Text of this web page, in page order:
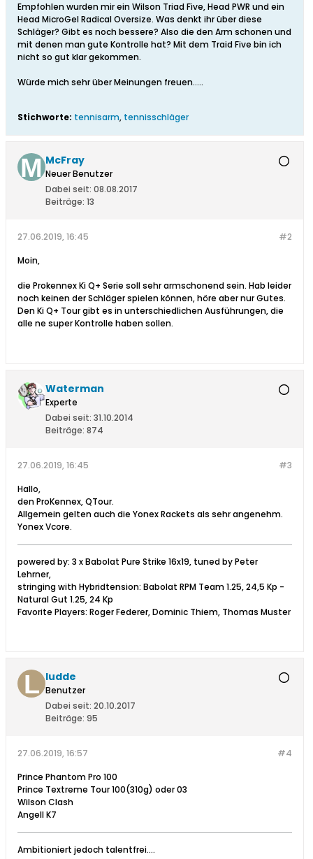
Empfohlen wurden mir ein Wilson Triad Five, Head PWR und ein
Head MicroGel Radical Oversize. Was denkt ihr über diese
Schläger? Gibt es noch bessere? Also die den Arm schonen und
mit denen man gute Kontrolle hat? Mit dem Traid Five bin ich
nicht so gut klar gekommen.
Würde mich sehr über Meinungen freuen.....
Stichworte: tennisarm, tennisschläger
McFray
Neuer Benutzer
Dabei seit: 08.08.2017
Beiträge: 13
#2
27.06.2019, 16:45
Moin,
die Prokennex Ki Q+ Serie soll sehr armschonend sein. Hab leider
noch keinen der Schläger spielen können, höre aber nur Gutes.
Den Ki Q+ Tour gibt es in unterschiedlichen Ausführungen, die
alle ne super Kontrolle haben sollen.
Waterman
Experte
Dabei seit: 31.10.2014
Beiträge: 874
#3
27.06.2019, 16:45
Hallo,
den ProKennex, QTour.
Allgemein gelten auch die Yonex Rackets als sehr angenehm.
Yonex Vcore.
powered by: 3 x Babolat Pure Strike 16x19, tuned by Peter
Lehrner,
stringing with Hybridtension: Babolat RPM Team 1.25, 24,5 Kp -
Natural Gut 1.25, 24 Kp
Favorite Players: Roger Federer, Dominic Thiem, Thomas Muster
ludde
Benutzer
Dabei seit: 20.10.2017
Beiträge: 95
#4
27.06.2019, 16:57
Prince Phantom Pro 100
Prince Textreme Tour 100(310g) oder 03
Wilson Clash
Angell K7
Ambitioniert jedoch talentfrei....